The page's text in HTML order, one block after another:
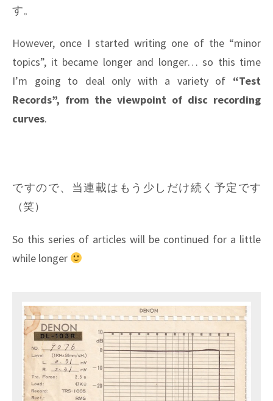
す。
However, once I started writing one of the “minor
topics”, it became longer and longer… so this time
I’m going to deal only with a variety of “Test
Records”, from the viewpoint of disc recording
curves.
ですので、当連載はもう少しだけ続く予定です
（笑）
So this series of articles will be continued for a little
while longer